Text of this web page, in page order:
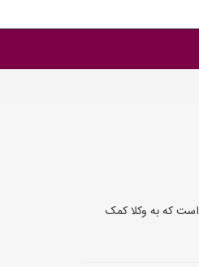
است که به وکلا کمک